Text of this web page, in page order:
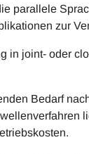
parallele
zur
in joint- oder
Bedarf